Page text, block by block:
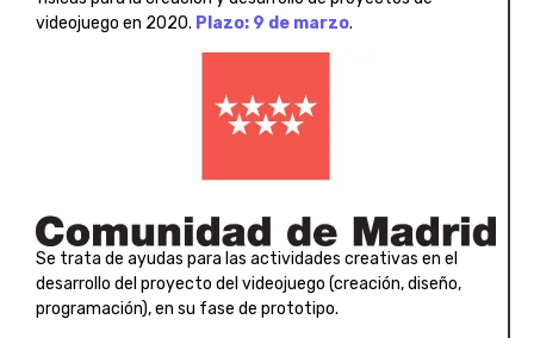
videojuego en 2020. Plazo: 9 de marzo.
Se trata de ayudas para las actividades creativas en el
desarrollo del proyecto del videojuego (creación, diseño,
programación), en su fase de prototipo.